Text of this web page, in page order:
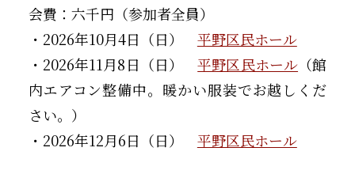
会費：六千円（参加者全員）
・2026年10月4日（日） 平野区民ホール
・2026年11月8日（日）平野区民ホール （館
内エアコン整備中。暖かい服装でお越しくだ
さい。）
・2026年12月6日（日） 平野区民ホール